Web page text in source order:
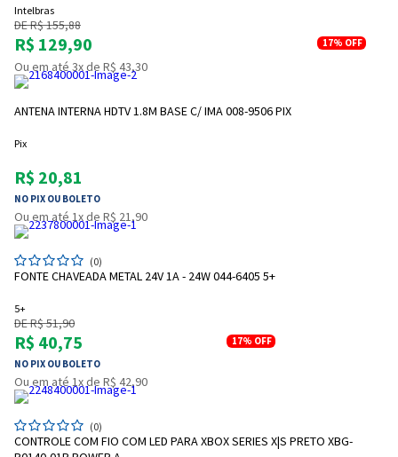
Intelbras
DE R$ 155,88
R$ 129,90 17% OFF
Ou em até 3x de R$ 43,30
ANTENA INTERNA HDTV 1.8M BASE C/ IMA 008-9506 PIX
Pix
R$ 20,81
NO PIX OU BOLETO
Ou em até 1x de R$ 21,90
(0)
FONTE CHAVEADA METAL 24V 1A - 24W 044-6405 5+
5+
DE R$ 51,90
R$ 40,75
NO PIX OU BOLETO
17% OFF
Ou em até 1x de R$ 42,90
(0)
CONTROLE COM FIO COM LED PARA XBOX SERIES X|S PRETO XBG-